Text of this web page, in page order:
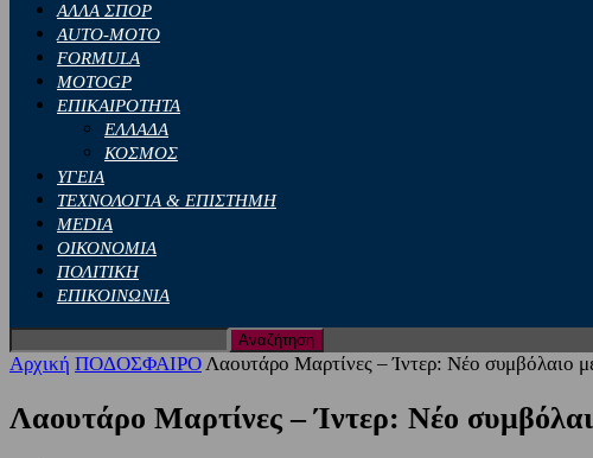
ΑΛΛΑ ΣΠΟΡ
AUTO-MOTO
FORMULA
MOTOGP
ΕΠΙΚΑΙΡΟΤΗΤΑ
ΕΛΛΑΔΑ
ΚΟΣΜΟΣ
ΥΓΕΙΑ
ΤΕΧΝΟΛΟΓΙΑ & ΕΠΙΣΤΗΜΗ
MEDIA
ΟΙΚΟΝΟΜΙΑ
ΠΟΛΙΤΙΚΗ
ΕΠΙΚΟΙΝΩΝΙΑ
Αρχική ΠΟΔΟΣΦΑΙΡΟΛαουτάρο Μαρτίνες – Ίντερ: Νέο συμβόλαιο
Λαουτάρο Μαρτίνες – Ίντερ: Νέο